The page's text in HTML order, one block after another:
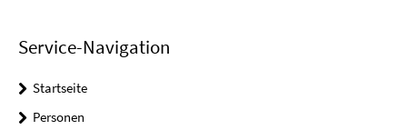
Service-Navigation
Startseite
Personen